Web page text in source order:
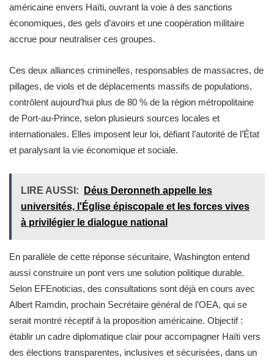
américaine envers Haïti, ouvrant la voie à des sanctions
économiques, des gels d’avoirs et une coopération militaire
accrue pour neutraliser ces groupes.
Ces deux alliances criminelles, responsables de massacres, de
pillages, de viols et de déplacements massifs de populations,
contrôlent aujourd’hui plus de 80 % de la région métropolitaine
de Port-au-Prince, selon plusieurs sources locales et
internationales. Elles imposent leur loi, défiant l’autorité de l’État
et paralysant la vie économique et sociale.
LIRE AUSSI:
Déus Deronneth appelle les
universités, l'Église épiscopale et les forces vives
à privilégier le dialogue national
En parallèle de cette réponse sécuritaire, Washington entend
aussi construire un pont vers une solution politique durable.
Selon EFEnoticias, des consultations sont déjà en cours avec
Albert Ramdin, prochain Secrétaire général de l’OEA, qui se
serait montré réceptif à la proposition américaine. Objectif :
établir un cadre diplomatique clair pour accompagner Haïti vers
des élections transparentes, inclusives et sécurisées, dans un